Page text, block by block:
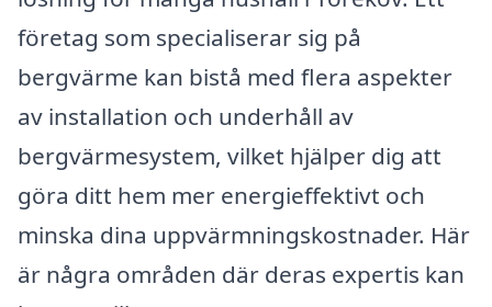
företag som specialiserar sig på
bergvärme kan bistå med flera aspekter
av installation och underhåll av
bergvärmesystem, vilket hjälper dig att
göra ditt hem mer energieffektivt och
minska dina uppvärmningskostnader. Här
är några områden där deras expertis kan